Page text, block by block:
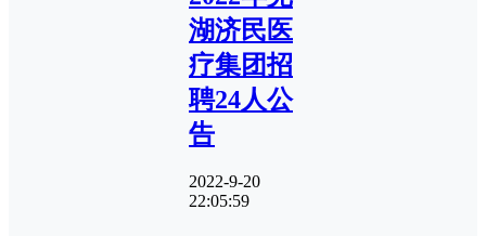
湖济民医
疗集团招
聘24人公
告
2022-9-20
22:05:59